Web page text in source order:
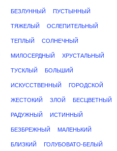
БЕЗЛУННЫЙ ПУСТЫННЫЙ
ТЯЖЕЛЫЙ ОСЛЕПИТЕЛЬНЫЙ
ТЕПЛЫЙ СОЛНЕЧНЫЙ
МИЛОСЕРДНЫЙ ХРУСТАЛЬНЫЙ
ТУСКЛЫЙ БОЛЬШИЙ
ИСКУССТВЕННЫЙ ГОРОДСКОЙ
ЖЕСТОКИЙ ЗЛОЙ БЕСЦВЕТНЫЙ
РАДУЖНЫЙ ИСТИННЫЙ
БЕЗБРЕЖНЫЙ МАЛЕНЬКИЙ
БЛИЗКИЙ ГОЛУБОВАТО-БЕЛЫЙ